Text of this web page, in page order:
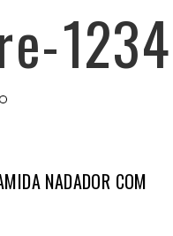
NADADOR COM